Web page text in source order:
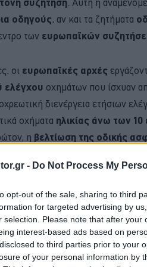
- Do Not Process My
opt-out of the sale, sharing to third
for targeted advertising by
selection. Please note that after
interest-based ads based on
to third parties prior to your
of your personal information by
οδηγούς, αν και τα ζητήματα
των ευρωπαϊκών
οι ευρωπαϊκές αρχές
ελέγχου οχημάτων που ίσχυαν
διενέργεια ετήσιων
οχήματα ηλικίας άνω των 10
η βελτίωση της οδικής
επιπτώσεων
BUY NOW
VAN ΜΟΝΟ ΜΕ 12 ΕΥΡΩ ΤΟ ΑΤΟΜΟ
ME 119 ΕΥΡΩ ΤΟ ΜΗΝΑ